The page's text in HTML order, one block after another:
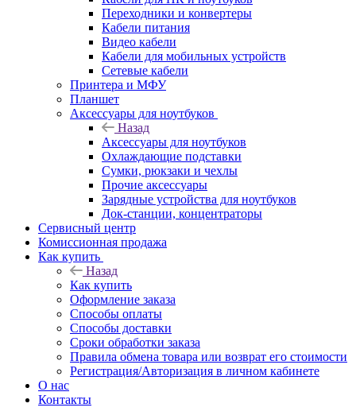
Переходники и конвертеры
Кабели питания
Видео кабели
Кабели для мобильных устройств
Сетевые кабели
Принтера и МФУ
Планшет
Аксессуары для ноутбуков
Назад
Аксессуары для ноутбуков
Охлаждающие подставки
Сумки, рюкзаки и чехлы
Прочие аксессуары
Зарядные устройства для ноутбуков
Док-станции, концентраторы
Сервисный центр
Комиссионная продажа
Как купить
Назад
Как купить
Оформление заказа
Способы оплаты
Способы доставки
Сроки обработки заказа
Правила обмена товара или возврат его стоимости
Регистрация/Авторизация в личном кабинете
О нас
Контакты